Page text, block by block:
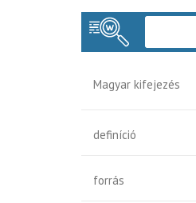
Magyar kifejezés
definíció
forrás